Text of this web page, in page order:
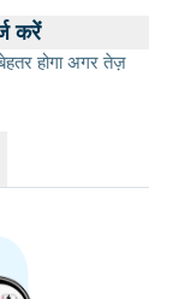
करें
होगा अगर तेज़